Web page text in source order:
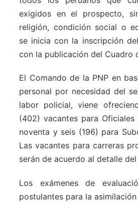
exigidos en el prospecto,
religión, condición social o
se inicia con la inscripción
con la publicación del Cuadro
El Comando de la PNP en
personal por necesidad del
labor policial, viene
(402) vacantes para
noventa y seis (196) para
Las vacantes para carreras
serán de acuerdo al detalle
Los exámenes de
postulantes para la